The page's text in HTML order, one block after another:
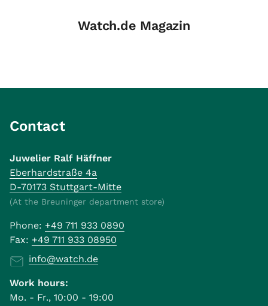
Watch.de Magazin
Contact
Juwelier Ralf Häffner
Eberhardstraße 4a
D-70173 Stuttgart-Mitte
(At the Breuninger department store)
Phone: +49 711 933 0890
Fax: +49 711 933 08950
info@watch.de
Work hours:
Mo. - Fr., 10:00 - 19:00